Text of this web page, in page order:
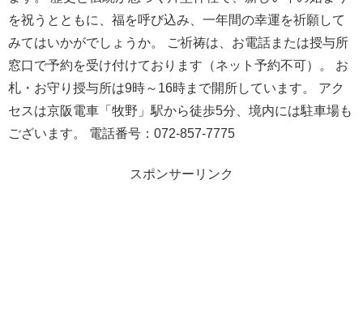
を祝うとともに、福を呼び込み、一年間の幸運を祈願して
みてはいかがでしょうか。 ご祈祷は、お電話または授与所
窓口で予約を受け付けております（ネット予約不可）。 お
札・お守り授与所は9時～16時まで開所しています。 アク
セスは京阪電車「牧野」駅から徒歩5分、境内には駐車場も
ございます。 電話番号：072-857-7775
スポンサーリンク